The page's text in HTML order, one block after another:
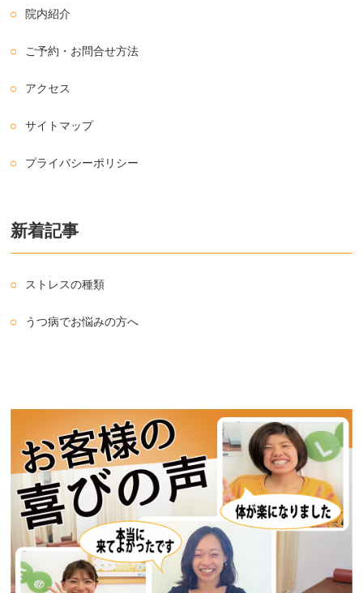
院内紹介
ご予約・お問合せ方法
アクセス
サイトマップ
プライバシーポリシー
新着記事
ストレスの種類
うつ病でお悩みの方へ